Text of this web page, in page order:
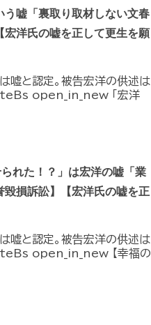
嘘「裏取り取材しない文春
洋氏の嘘を正して更生を願
は嘘と認定。被告宏洋の供述は
open_in_new 「宏洋
れた！？」は宏洋の嘘「業
損訴訟】【宏洋氏の嘘を正
は嘘と認定。被告宏洋の供述は
open_in_new 【幸福の